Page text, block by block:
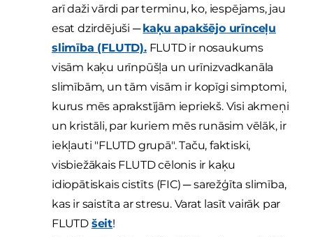
arī daži vārdi par terminu, ko, iespējams, jau
esat dzirdējuši ─kaķu apakšējo urīnceļu
slimība (FLUTD).FLUTD ir nosaukums
visām kaķu urīnpūšļa un urīnizvadkanāla
slimībām, un tām visām ir kopīgi simptomi,
kurus mēs aprakstījām iepriekš. Visi akmeņi
un kristāli, par kuriem mēs runāsim vēlāk, ir
iekļauti "FLUTD grupā". Taču, faktiski,
visbiežākais FLUTD cēlonis ir kaķu
idiopātiskais cistīts (FIC) ─ sarežģīta slimība,
kas ir saistīta ar stresu. Varat lasīt vairāk par
FLUTD šeit!